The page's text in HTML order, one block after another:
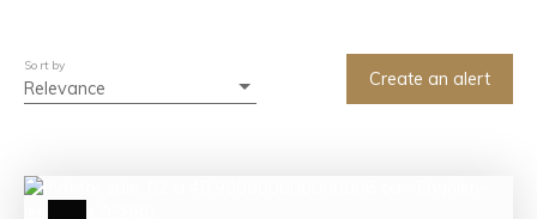
Relevance
Sort by
Create an alert